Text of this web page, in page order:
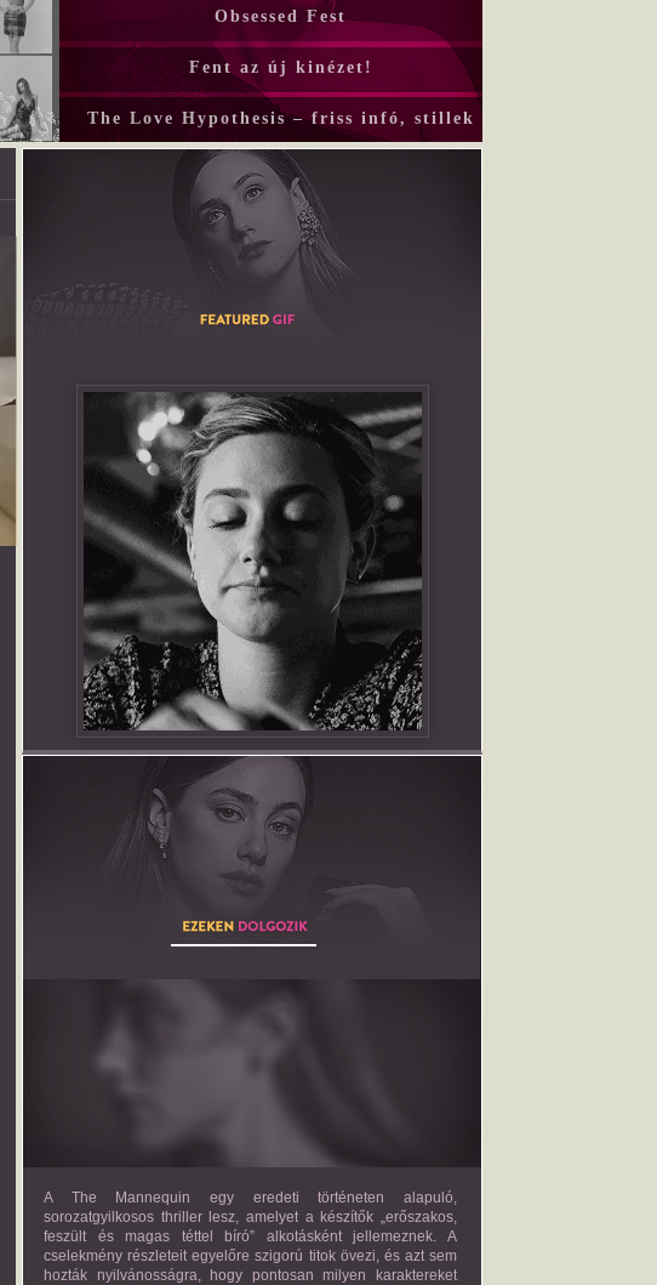
Obsessed Fest
Fent az új kinézet!
The Love Hypothesis – friss infó, stillek
THE MANNEQUIN
A The Mannequin egy eredeti történeten alapuló,
sorozatgyilkosos thriller lesz, amelyet a készítők „erőszakos,
feszült és magas téttel bíró” alkotásként jellemeznek. A
cselekmény részleteit egyelőre szigorú titok övezi, és azt sem
hozták nyilvánosságra, hogy pontosan milyen karaktereket